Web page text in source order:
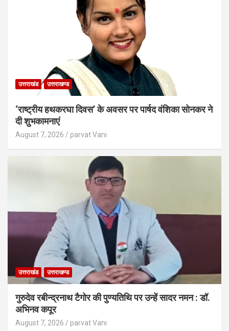
उत्तराखंड उत्तराखण्ड
‘राष्ट्रीय हथकरघा दिवस’ के अवसर पर पार्षद वंशिका सोनकर ने
दी शुभकामनाएं
August 7, 2026 parvat Vani
उत्तराखंड उत्तराखण्ड
गुरुदेव रबीन्द्रनाथ टैगोर की पुण्यतिथि पर उन्हें सादर नमन : डॉ.
अभिनव कपूर
August 7, 2026 parvat Vani